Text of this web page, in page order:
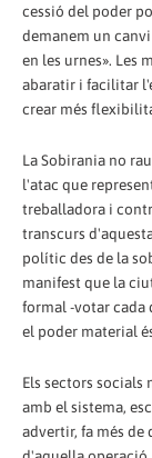
cessió del poder
demanem un
en les urnes». Les
abaratir i facilitar
crear més
La Sobirania no
l'atac que
treballadora i
transcurs
polític des de la
manifest que la
formal -votar cada
el poder material
Els sectors socials
amb el sistema,
advertir, fa més de